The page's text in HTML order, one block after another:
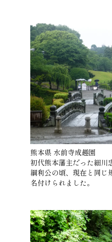
熊本県 水前寺成趣園
初代熊本藩主だった細川
綱利公の頃、現在と同じ
名付けられました。